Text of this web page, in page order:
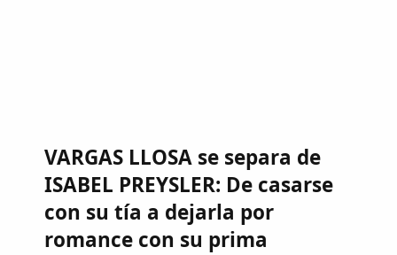
VARGAS LLOSA se separa de
ISABEL PREYSLER: De casarse
con su tía a dejarla por
romance con su prima